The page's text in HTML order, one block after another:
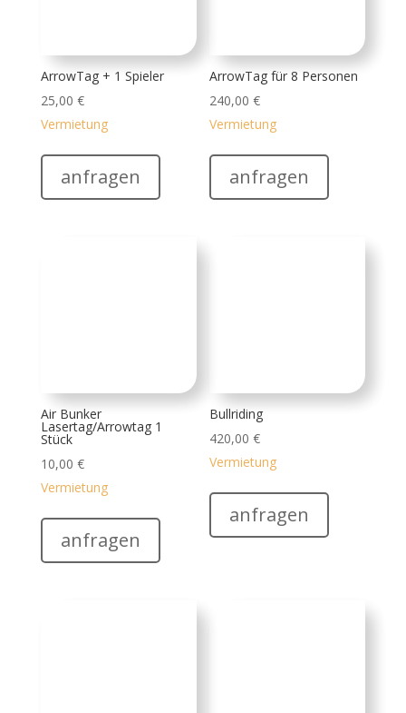
Air Bunker
Lasertag/Arrowtag 1
Stück
Vermietung
Bullriding
Lasertag +1 Spieler
25,00 €
Vermietung
anfragen
Lasertag Starter 4